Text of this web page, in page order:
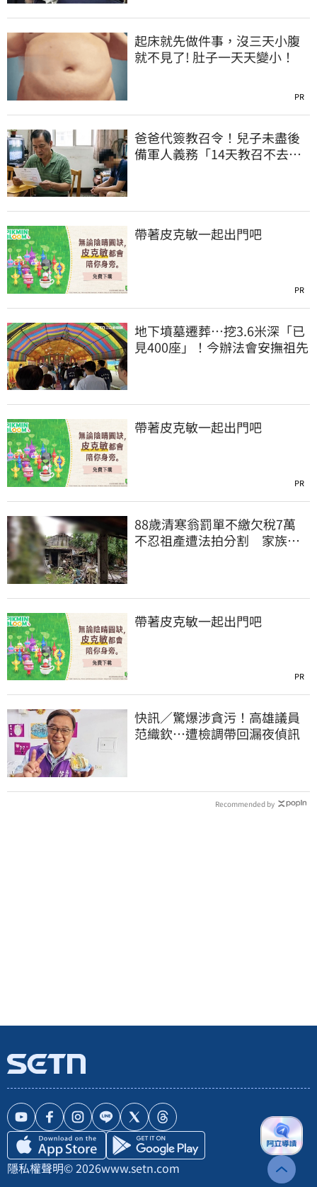
起床就先做件事，沒三天小腹
就不見了! 肚子一天天變小！
PR
爸爸代簽教召令！兒子未盡後
備軍人義務「14天教召不去」
帶著皮克敏一起出門吧
PR
地下墳墓遷葬…挖3.6米深「已
見400座」！今辦法會安撫祖先
帶著皮克敏一起出門吧
PR
88歲清寒翁罰單不繳欠稅7萬
不忍祖產遭法拍分割 家族按
帶著皮克敏一起出門吧
PR
快訊／驚爆涉貪污！高雄議員
范織欽…遭檢調帶回漏夜偵訊
Recommended by
隱私權聲明© 2026www.setn.com